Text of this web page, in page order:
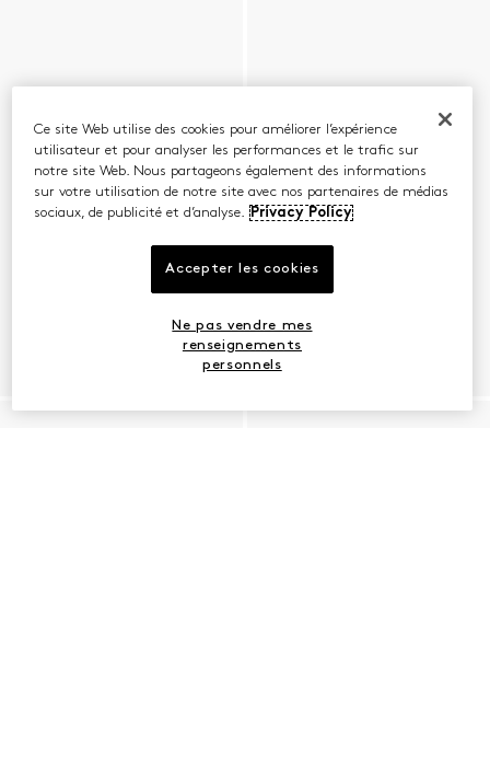
Ce site Web utilise des cookies pour améliorer l’expérience
utilisateur et pour analyser les performances et le trafic sur
notre site Web. Nous partageons également des informations
sur votre utilisation de notre site avec nos partenaires de médias
sociaux, de publicité et d’analyse. Privacy Policy
Accepter les cookies
Ne pas vendre mes
renseignements
personnels